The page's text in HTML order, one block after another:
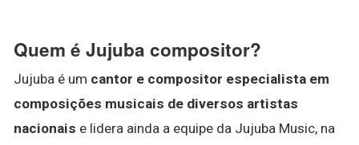
Quem é Jujuba compositor?
Jujuba é um cantor e compositor especialista em
composições musicais de diversos artistas
nacionais e lidera ainda a equipe da Jujuba Music, na